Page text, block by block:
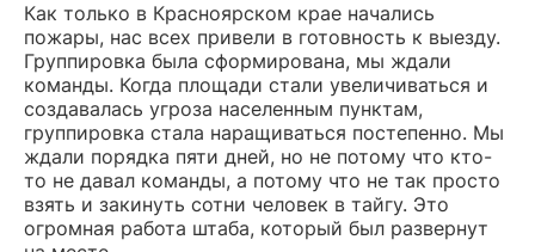
Как только в Красноярском крае начались
пожары, нас всех привели в готовность к выезду.
Группировка была сформирована, мы ждали
команды. Когда площади стали увеличиваться и
создавалась угроза населенным пунктам,
группировка стала наращиваться постепенно. Мы
ждали порядка пяти дней, но не потому что кто-
то не давал команды, а потому что не так просто
взять и закинуть сотни человек в тайгу. Это
огромная работа штаба, который был развернут